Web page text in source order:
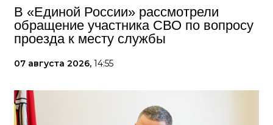
В «Единой России» рассмотрели
обращение участника СВО по вопросу
проезда к месту службы
07 августа 2026, 14:55